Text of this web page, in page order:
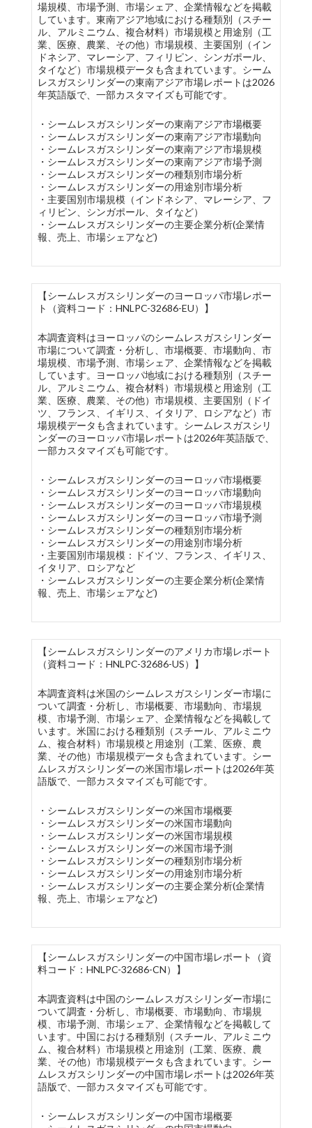
場規模、市場予測、市場シェア、企業情報などを掲載
しています。東南アジア地域における種類別（スチー
ル、アルミニウム、複合材料）市場規模と用途別（工
業、医療、農業、その他）市場規模、主要国別（イン
ドネシア、マレーシア、フィリピン、シンガポール、
タイなど）市場規模データも含まれています。シーム
レスガスシリンダーの東南アジア市場レポートは2026
年英語版で、一部カスタマイズも可能です。
・シームレスガスシリンダーの東南アジア市場概要
・シームレスガスシリンダーの東南アジア市場動向
・シームレスガスシリンダーの東南アジア市場規模
・シームレスガスシリンダーの東南アジア市場予測
・シームレスガスシリンダーの種類別市場分析
・シームレスガスシリンダーの用途別市場分析
・主要国別市場規模（インドネシア、マレーシア、フ
ィリピン、シンガポール、タイなど）
・シームレスガスシリンダーの主要企業分析(企業情
報、売上、市場シェアなど)
【シームレスガスシリンダーのヨーロッパ市場レポー
ト（資料コード：HNLPC-32686-EU）】
本調査資料はヨーロッパのシームレスガスシリンダー
市場について調査・分析し、市場概要、市場動向、市
場規模、市場予測、市場シェア、企業情報などを掲載
しています。ヨーロッパ地域における種類別（スチー
ル、アルミニウム、複合材料）市場規模と用途別（工
業、医療、農業、その他）市場規模、主要国別（ドイ
ツ、フランス、イギリス、イタリア、ロシアなど）市
場規模データも含まれています。シームレスガスシリ
ンダーのヨーロッパ市場レポートは2026年英語版で、
一部カスタマイズも可能です。
・シームレスガスシリンダーのヨーロッパ市場概要
・シームレスガスシリンダーのヨーロッパ市場動向
・シームレスガスシリンダーのヨーロッパ市場規模
・シームレスガスシリンダーのヨーロッパ市場予測
・シームレスガスシリンダーの種類別市場分析
・シームレスガスシリンダーの用途別市場分析
・主要国別市場規模：ドイツ、フランス、イギリス、
イタリア、ロシアなど
・シームレスガスシリンダーの主要企業分析(企業情
報、売上、市場シェアなど)
【シームレスガスシリンダーのアメリカ市場レポート
（資料コード：HNLPC-32686-US）】
本調査資料は米国のシームレスガスシリンダー市場に
ついて調査・分析し、市場概要、市場動向、市場規
模、市場予測、市場シェア、企業情報などを掲載して
います。米国における種類別（スチール、アルミニウ
ム、複合材料）市場規模と用途別（工業、医療、農
業、その他）市場規模データも含まれています。シー
ムレスガスシリンダーの米国市場レポートは2026年英
語版で、一部カスタマイズも可能です。
・シームレスガスシリンダーの米国市場概要
・シームレスガスシリンダーの米国市場動向
・シームレスガスシリンダーの米国市場規模
・シームレスガスシリンダーの米国市場予測
・シームレスガスシリンダーの種類別市場分析
・シームレスガスシリンダーの用途別市場分析
・シームレスガスシリンダーの主要企業分析(企業情
報、売上、市場シェアなど)
【シームレスガスシリンダーの中国市場レポート（資
料コード：HNLPC-32686-CN）】
本調査資料は中国のシームレスガスシリンダー市場に
ついて調査・分析し、市場概要、市場動向、市場規
模、市場予測、市場シェア、企業情報などを掲載して
います。中国における種類別（スチール、アルミニウ
ム、複合材料）市場規模と用途別（工業、医療、農
業、その他）市場規模データも含まれています。シー
ムレスガスシリンダーの中国市場レポートは2026年英
語版で、一部カスタマイズも可能です。
・シームレスガスシリンダーの中国市場概要